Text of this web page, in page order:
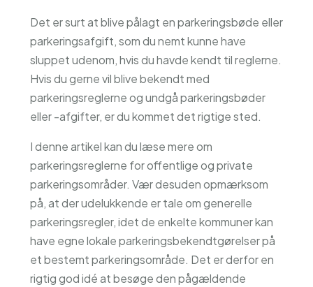
Det er surt at blive pålagt en parkeringsbøde eller
parkeringsafgift, som du nemt kunne have
sluppet udenom, hvis du havde kendt til reglerne.
Hvis du gerne vil blive bekendt med
parkeringsreglerne og undgå parkeringsbøder
eller -afgifter, er du kommet det rigtige sted.
I denne artikel kan du læse mere om
parkeringsreglerne for offentlige og private
parkeringsområder. Vær desuden opmærksom
på, at der udelukkende er tale om generelle
parkeringsregler, idet de enkelte kommuner kan
have egne lokale parkeringsbekendtgørelser på
et bestemt parkeringsområde. Det er derfor en
rigtig god idé at besøge den pågældende